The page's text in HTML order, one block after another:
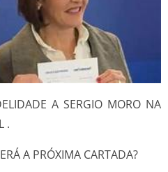
A SERGIO MORO NA
.
A PRÓXIMA CARTADA?